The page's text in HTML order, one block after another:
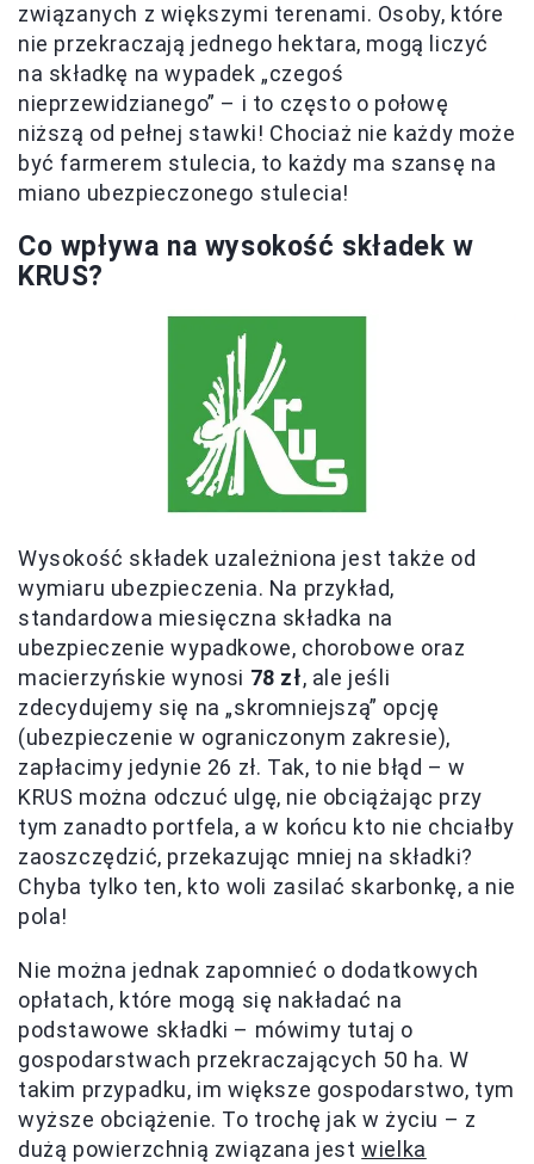
związanych z większymi terenami. Osoby, które
nie przekraczają jednego hektara, mogą liczyć
na składkę na wypadek „czegoś
nieprzewidzianego” – i to często o połowę
niższą od pełnej stawki! Chociaż nie każdy może
być farmerem stulecia, to każdy ma szansę na
miano ubezpieczonego stulecia!
Co wpływa na wysokość składek w
KRUS?
Wysokość składek uzależniona jest także od
wymiaru ubezpieczenia. Na przykład,
standardowa miesięczna składka na
ubezpieczenie wypadkowe, chorobowe oraz
macierzyńskie wynosi 78 zł, ale jeśli
zdecydujemy się na „skromniejszą” opcję
(ubezpieczenie w ograniczonym zakresie),
zapłacimy jedynie 26 zł. Tak, to nie błąd – w
KRUS można odczuć ulgę, nie obciążając przy
tym zanadto portfela, a w końcu kto nie chciałby
zaoszczędzić, przekazując mniej na składki?
Chyba tylko ten, kto woli zasilać skarbonkę, a nie
pola!
Nie można jednak zapomnieć o dodatkowych
opłatach, które mogą się nakładać na
podstawowe składki – mówimy tutaj o
gospodarstwach przekraczających 50 ha. W
takim przypadku, im większe gospodarstwo, tym
wyższe obciążenie. To trochę jak w życiu – z
dużą powierzchnią związana jestwielka